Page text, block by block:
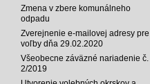
Zmena v zbere komunálneho
odpadu
Zverejnenie e-mailovej adresy pre
voľby dňa 29.02.2020
Všeobecne záväzné nariadenie č.
2/2019